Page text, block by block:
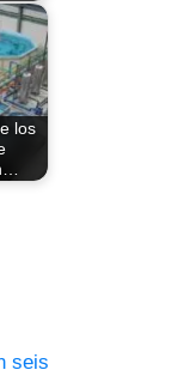
los
seis